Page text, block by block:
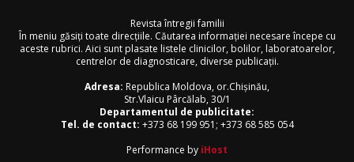
Revista întregii familii
În meniu găsiţi toate direcţiile. Căutarea informaţiei necesare începe cu
aceste rubrici. Aici sunt plasate listele clinicilor, bolilor, laboratoarelor,
centrelor de diagnosticare, diverse publicaţii.
Adresa: Republica Moldova, or.Chişinău,
Str.Vlaicu Pârcălab, 30/1
Departamentul de publicitate:
Tel. de contact: +373 68 199 951 ; +373 68 585 054
Performance by iHost